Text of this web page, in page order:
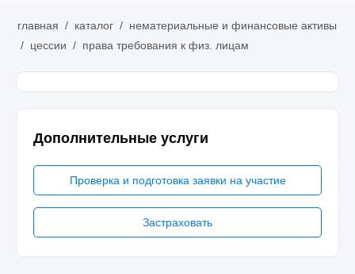
главная / каталог / нематериальные и финансовые активы
/ цессии / права требования к физ. лицам
Дополнительные услуги
Проверка и подготовка заявки на участие
Застраховать